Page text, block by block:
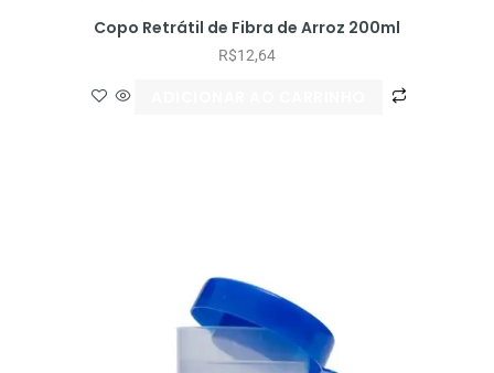
Copo Retrátil de Fibra de Arroz 200ml
R$12,64